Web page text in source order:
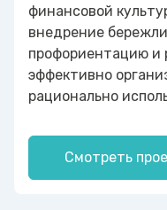
финансовой
внедрение
профориентацию и
эффективно
рационально
Смотреть